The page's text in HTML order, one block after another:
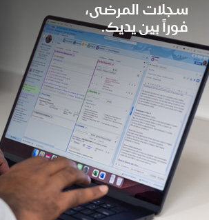
سجلات المرضى،
فوراً بين يديك.